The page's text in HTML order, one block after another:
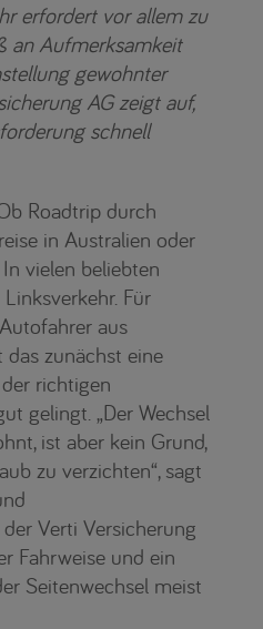
erfordert vor allem zu
an Aufmerksamkeit
gewohnter
AG zeigt auf,
schnell
Roadtrip durch
in Australien oder
vielen beliebten
Für
aus
zunächst eine
richtigen
gelingt. „Der Wechsel
ist aber kein Grund,
zu verzichten“, sagt
Verti Versicherung
Fahrweise und ein
Seitenwechsel meist